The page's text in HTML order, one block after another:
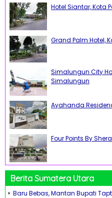
Hotel Siantar, Kota
Grand Palm Hotel,
Simalungun City
Simalungun
Ayahanda
Four Points By
Berita Sumatera Utara
Baru Bebas, Mantan Bupati